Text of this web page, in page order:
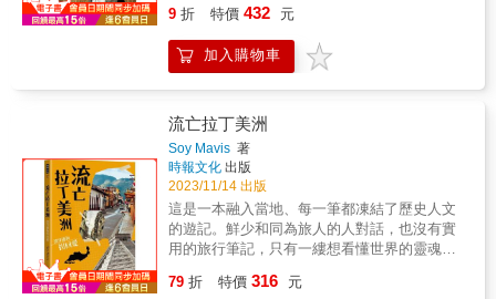
跡，但我們可以重新選擇，怎樣再為自己活一
次。__黃藍芬／53歲／會計 & 旅行的五大原則
真的是本書的精華重點，想初旅的人，務必寫
在自己的記事本。__Peggy ／48歲／上班族 &
可要牢牢記取，保證未來的行程都能順順利
個國際非營利組織，如Friendship Force of
Hsinchu和Servas Taiwan，通過這些組織，她
實現了省錢環遊世界和公益實踐的雙重目標。
女壯遊3》不僅是一部旅行記實，更是一部人生
啟示錄。作者用親身經歷告訴我們，女性應擁
有自己的理想和目標，並且勇敢地實踐。她的
故事激勵著每一位讀者，特別是那些準備退休
或已經退休的人們，勇敢地追求自己的夢想，
不侷限於現狀，讓第三人生更加精彩和充實。
這本書的出版，不僅是對胡語芳個人壯遊經歷
論是在旅途上，還是在生活中，我們都應該像
的生命中烙下了深刻的印記，也讓我蜕變成一
個有故事的人。極地大冒險，面對的是不可預
的種種風險，有時甚至是命懸一線的死亡威
美、極境之險，在我的生命中烙下了深刻的印
記，也讓我蜕變成一個有故事的人。旅行中的
每次挑戰都讓我看見更真實的自己，這些經歷
都成為生命中印象深刻、難以忘懷的點點滴
滴。藉著圖像與文字的紀錄，將文化遺址、文
明智慧，以及自然生態，多角度而獨特的探
討，豐碩了旅程的意義和價值，期望為讀者開
拓新視野、發現新大陸，從而有所省思與啟
發。
9 折 特價 432 元
加入購物車
流亡拉丁美洲
Soy Mavis 著
時報文化 出版
2023/11/14 出版
這是一本融入當地、每一筆都凍結了歷史人文
的遊記。鮮少和同為旅人的人對話，也沒有實
用的旅行筆記，只有一縷想看懂世界的靈魂，
是天涯的盡頭， 那裡有雄偉瑰奇的馬雅文化金
79 折 特價 316 元